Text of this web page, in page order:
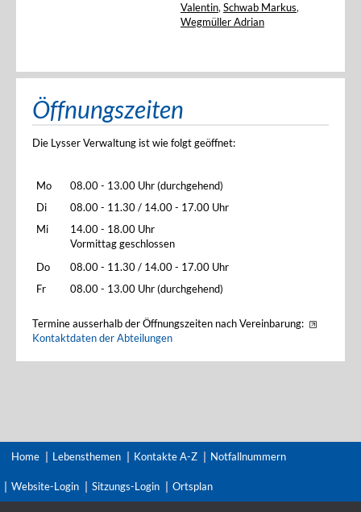
Valentin, Schwab Markus,
Wegmüller Adrian
Öffnungszeiten
Die Lysser Verwaltung ist wie folgt geöffnet:
Mo
08.00 - 13.00 Uhr (durchgehend)
Di
08.00 - 11.30 / 14.00 - 17.00 Uhr
Mi
14.00 - 18.00 Uhr
Vormittag geschlossen
Do
08.00 - 11.30 / 14.00 - 17.00 Uhr
Fr
08.00 - 13.00 Uhr (durchgehend)
Termine ausserhalb der Öffnungszeiten nach Vereinbarung:
Kontaktdaten der Abteilungen
Home Lebensthemen Kontakte A-Z Notfallnummern
Website-Login Sitzungs-Login Ortsplan